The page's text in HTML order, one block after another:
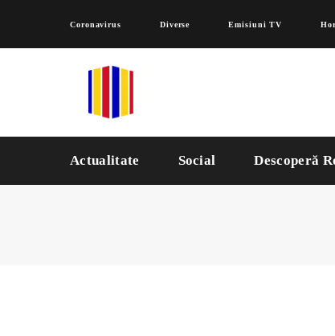
Coronavirus Diverse Emisiuni TV
Actualitate Social Descoperă